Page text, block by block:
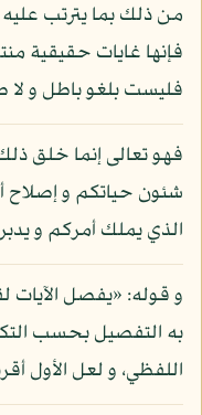
من ذلك بما يترتب عليه
فإنها غايات حقيقية
فليست بلغو باطل و لا
فهو تعالى إنما خلق
شئون حياتكم و إصلاح
الذي يملك أمركم و
و قوله: «يفصل الآيات
به التفصيل بحسب
اللفظي، و لعل الأول